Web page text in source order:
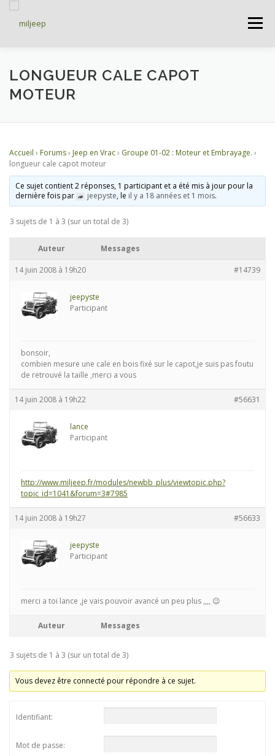
Menu
ACCUEIL ARTICLES PETITES ANNONCES
DOCUMENTATIONS
CONNEXION
LONGUEUR CALE CAPOT
MOTEUR
Accueil › Forums› Jeep en Vrac› Groupe 01-02 : Moteur et Embrayage. ›
longueur cale capot moteur
Ce sujet contient 2 réponses, 1 participant et a été mis à jour pour la
dernière fois par
jeepyste, le il y a 18 années et 1 mois.
3 sujets de 1 à 3 (sur un total de 3)
Auteur Messages
14 juin 2008 à 19h20 #14739
jeepyste
Participant
bonsoir,
combien mesure une cale en bois fixé sur le capot,je suis pas foutu
de retrouvé la taille ,merci a vous
14 juin 2008 à 19h22 #56631
lance
Participant
http://www.miljeep.fr/modules/newbb_plus/viewtopic.php?
topic_id=1041&forum=3#7985
14 juin 2008 à 19h27 #56633
jeepyste
Participant
merci a toi lance ,je vais pouvoir avancé un peu plus ,,,, 😉
Auteur Messages
3 sujets de 1 à 3 (sur un total de 3)
Vous devez être connecté pour répondre à ce sujet.
Identifiant:
Mot de passe: